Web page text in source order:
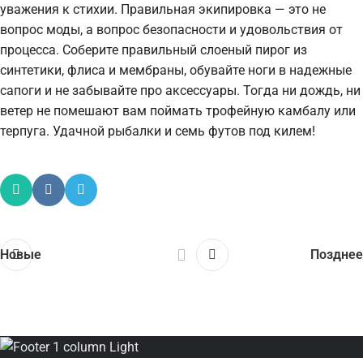
уважения к стихии. Правильная экипировка — это не
вопрос моды, а вопрос безопасности и удовольствия от
процесса. Соберите правильный слоеный пирог из
синтетики, флиса и мембраны, обувайте ноги в надежные
сапоги и не забывайте про аксессуары. Тогда ни дождь, ни
ветер не помешают вам поймать трофейную камбалу или
терпуга. Удачной рыбалки и семь футов под килем!
Новые Позднее